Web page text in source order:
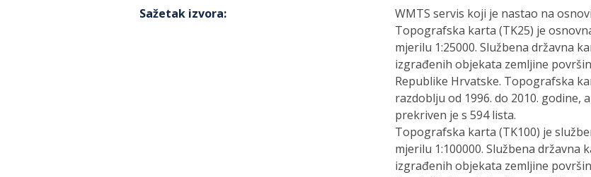
Sažetak izvora:
WMTS servis koji je nastao na
Topografska karta (TK25) je
mjerilu 1:25000. Službena državna
izgrađenih objekata zemljine
Republike Hrvatske. Topografska
razdoblju od 1996. do 2010.
prekriven je s 594 lista.
Topografska karta (TK100) je
mjerilu 1:100000. Službena
izgrađenih objekata zemljine